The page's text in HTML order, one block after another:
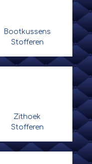
Bootkussens
Stofferen
Zithoek
Stofferen